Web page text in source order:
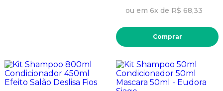
ou em 6x de R$ 68,33
Comprar